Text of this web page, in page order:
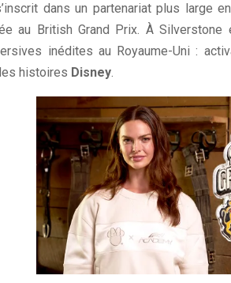
dans un partenariat plus large
au British Grand Prix. À
inédites au Royaume-Uni :
histoires Disney.